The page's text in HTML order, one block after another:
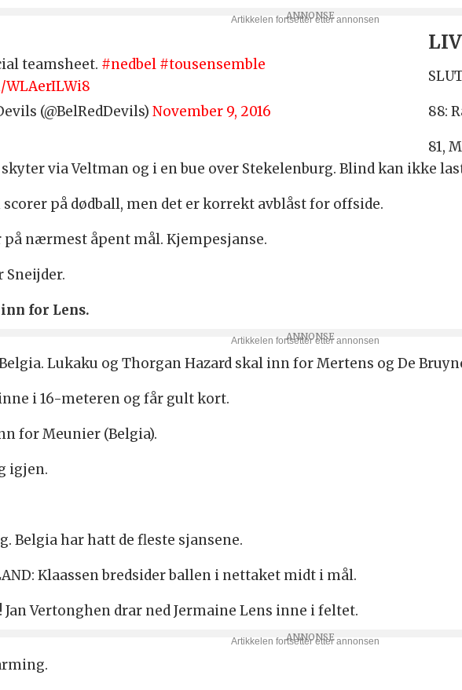
teamsheet. #nedbel #tousensemble
(@BelRedDevils)November 9, 2016 88:
81,
via Veltman og i en bue over Stekelenburg. Blind kan ikke
scorer på dødball, men det er korrekt avblåst for offside.
på nærmest åpent mål. Kjempesjanse.
Sneijder.
for Lens.
Lukaku og Thorgan Hazard skal inn for Mertens og De
i 16-meteren og får gult kort.
for Meunier (Belgia).
igjen.
Belgia har hatt de fleste sjansene.
Klaassen bredsider ballen i nettaket midt i mål.
Jan Vertonghen drar ned Jermaine Lens inne i feltet.